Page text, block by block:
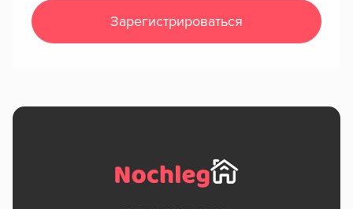
Зарегистрироваться